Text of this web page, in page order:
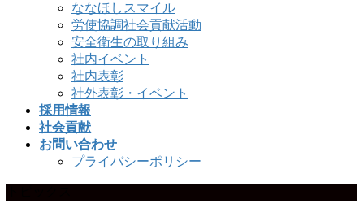
ななほしスマイル
労使協調社会貢献活動
安全衛生の取り組み
社内イベント
社内表彰
社外表彰・イベント
採用情報
社会貢献
お問い合わせ
プライバシーポリシー